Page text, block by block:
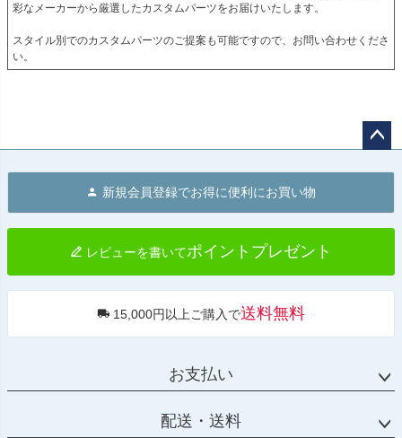
彩なメーカーから厳選したカスタムパーツをお届けいたします。
スタイル別でのカスタムパーツのご提案も可能ですので、お問い合わせくださ
い。
へ
新規会員登録でお得に便利にお買い物
レビューを書いてポイントプレゼント
15,000円以上ご購入で送料無料
お支払い
配送・送料